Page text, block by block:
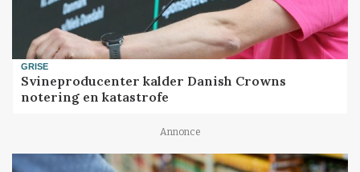
GRISE
Svineproducenter kalder Danish Crowns
notering en katastrofe
Annonce